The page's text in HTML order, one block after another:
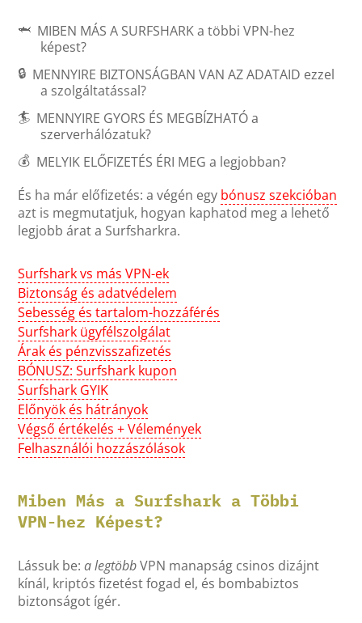
🦈 MIBEN MÁS A SURFSHARKa többi VPN-hez
képest?
🔒 MENNYIRE BIZTONSÁGBAN VAN AZ ADATAID ezzel
a szolgáltatással?
🏄 MENNYIRE GYORS ÉS MEGBÍZHATÓa
szerverhálózatuk?
💰 MELYIK ELŐFIZETÉS ÉRI MEG a legjobban?
És ha már előfizetés: a végén egy bónusz szekcióban
azt is megmutatjuk, hogyan kaphatod meg a lehető
legjobb árat a Surfsharkra.
Surfshark vs más VPN-ek
Biztonság és adatvédelem
Sebesség és tartalom-hozzáférés
Surfshark ügyfélszolgálat
Árak és pénzvisszafizetés
BÓNUSZ: Surfshark kupon
Surfshark GYIK
Előnyök és hátrányok
Végső értékelés + Vélemények
Felhasználói hozzászólások
Miben Más a Surfshark a Többi
VPN-hez Képest?
Lássuk be:a legtöbbVPN manapság csinos dizájnt
kínál, kriptós fizetést fogad el, és bombabiztos
biztonságot ígér.